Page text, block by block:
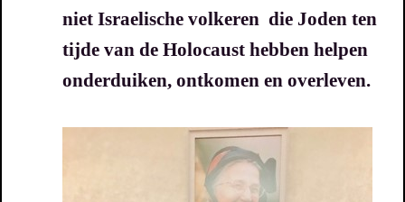
niet Israelische volkeren die Joden ten
tijde van de Holocaust hebben helpen
onderduiken, ontkomen en overleven.